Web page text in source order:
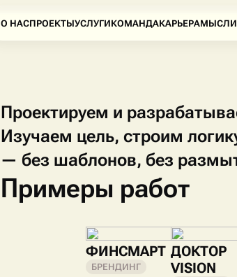
О НАСПРОЕКТЫУСЛУГИКОМАНДАКАРЬЕРАМЫСЛИ
Проектируем и
Изучаем цель, строим
— без шаблонов, без
Примеры работ
ФИНСМАРТ
БРЕНДИНГ
ДОКТОР
VISION